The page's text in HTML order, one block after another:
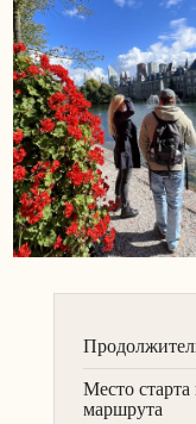
Место
маршрута